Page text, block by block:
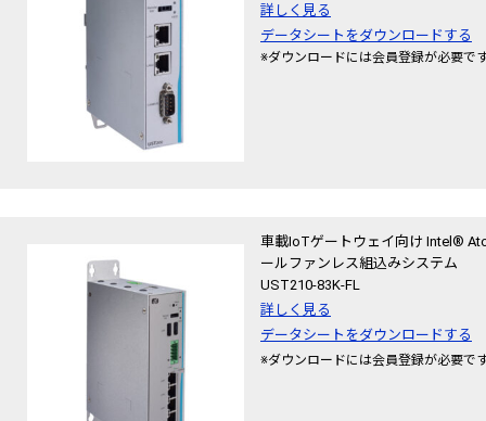
詳しく見る
データシートをダウンロードする
※ダウンロードには会員登録が必要で
車載IoTゲートウェイ向け Intel®
ールファンレス組込みシステム
UST210-83K-FL
詳しく見る
データシートをダウンロードする
※ダウンロードには会員登録が必要で